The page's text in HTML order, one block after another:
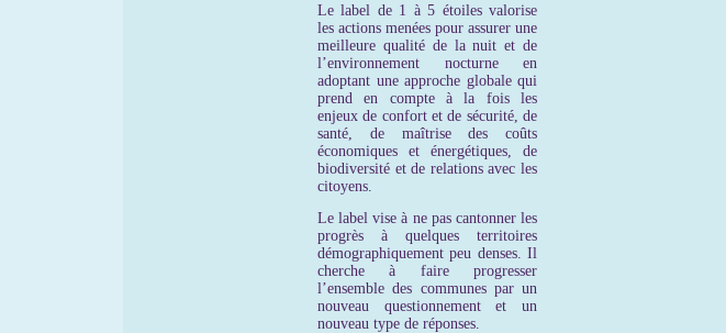
Le label de 1 à 5 étoiles valorise
les actions menées pour assurer une
meilleure qualité de la nuit et de
l’environnement nocturne en
adoptant une approche globale qui
prend en compte à la fois les
enjeux de confort et de sécurité, de
santé, de maîtrise des coûts
économiques et énergétiques, de
biodiversité et de relations avec les
citoyens.
Le label vise à ne pas cantonner les
progrès à quelques territoires
démographiquement peu denses. Il
cherche à faire progresser
l’ensemble des communes par un
nouveau questionnement et un
nouveau type de réponses.